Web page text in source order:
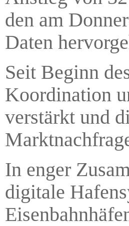
den am
Daten
Seit Beginn
Koordination
verstärkt und
In enger
digitale